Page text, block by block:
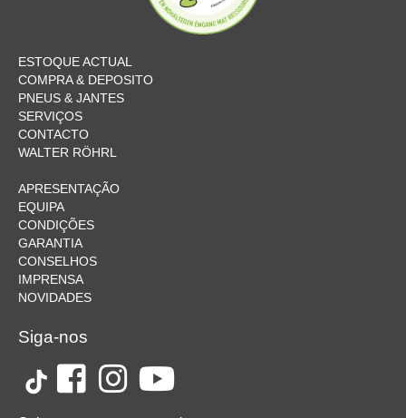
ESTOQUE ACTUAL
COMPRA & DEPOSITO
PNEUS & JANTES
SERVIÇOS
CONTACTO
WALTER RÖHRL
APRESENTAÇÃO
EQUIPA
CONDIÇÕES
GARANTIA
CONSELHOS
IMPRENSA
NOVIDADES
Siga-nos